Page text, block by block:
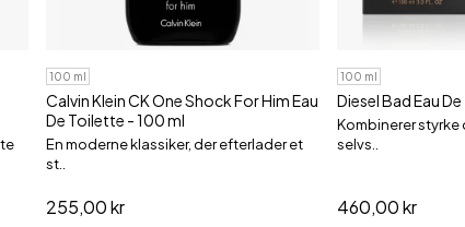
100 ml
Calvin Klein CK One Shock For Him Eau
De Toilette - 100 ml
En moderne klassiker, der efterlader et
st..
255,00 kr
100 ml
Diesel Bad Eau
Kombinerer
selvs..
460,00 kr